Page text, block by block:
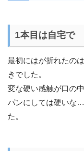
1本目は自宅で
最初にはが折れたの
きでした。
変な硬い感触が口の
パンにしては硬いな
た。